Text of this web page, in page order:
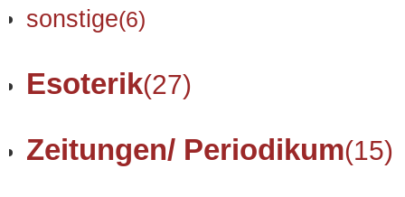
sonstige(6)
Esoterik(27)
Zeitungen/ Periodikum(15)